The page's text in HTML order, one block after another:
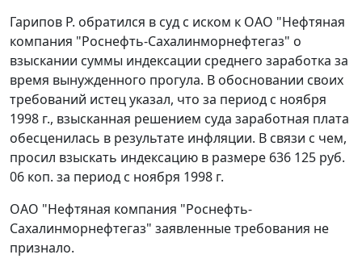
Гарипов Р. обратился в суд с иском к ОАО "Нефтяная
компания "Роснефть-Сахалинморнефтегаз" о
взыскании суммы индексации среднего заработка за
время вынужденного прогула. В обосновании своих
требований истец указал, что за период с ноября
1998 г., взысканная решением суда заработная плата
обесценилась в результате инфляции. В связи с чем,
просил взыскать индексацию в размере 636 125 руб.
06 коп. за период с ноября 1998 г.
ОАО "Нефтяная компания "Роснефть-
Сахалинморнефтегаз" заявленные требования не
признало.